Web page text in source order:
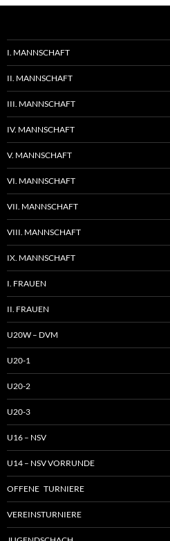
I. MANNSCHAFT
II. MANNSCHAFT
III. MANNSCHAFT
IV. MANNSCHAFT
V. MANNSCHAFT
VI. MANNSCHAFT
VII. MANNSCHAFT
VIII. MANNSCHAFT
IX. MANNSCHAFT
I. FRAUEN
II. FRAUEN
U20W – DVM
U20-1
U20-2
U20-3
U16 – NSV
U14 – NSV VORRUNDE
OFFENE TURNIERE
VEREINSTURNIERE